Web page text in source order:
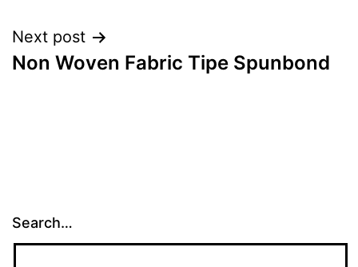
Next post
Non Woven Fabric Tipe Spunbond
Search…